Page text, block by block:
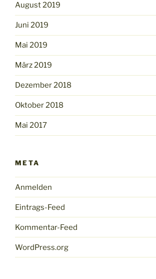
August 2019
Juni 2019
Mai 2019
März 2019
Dezember 2018
Oktober 2018
Mai 2017
META
Anmelden
Eintrags-Feed
Kommentar-Feed
WordPress.org